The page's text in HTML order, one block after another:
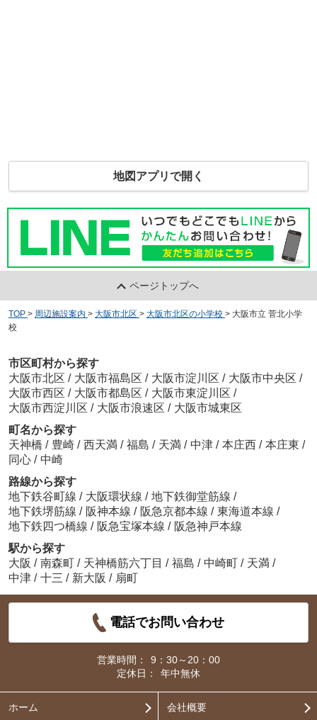
地図アプリで開く
ページトップへ
TOP > 周辺施設案内 > 大阪市北区 > 大阪市北区の小学校 > 大阪市立 菅北小学
校
市区町村から探す
大阪市北区 / 大阪市福島区 / 大阪市淀川区 / 大阪市中央区 /
大阪市西区 / 大阪市都島区 / 大阪市東淀川区 /
大阪市西淀川区 / 大阪市浪速区 / 大阪市城東区
町名から探す
天神橋 / 豊崎 / 西天満 / 福島 / 天満 / 中津 / 本庄西 / 本庄東 /
同心 / 中崎
路線から探す
地下鉄谷町線 / 大阪環状線 / 地下鉄御堂筋線 /
地下鉄堺筋線 / 阪神本線 / 阪急京都本線 / 東海道本線 /
地下鉄四つ橋線 / 阪急宝塚本線 / 阪急神戸本線
駅から探す
大阪 / 南森町 / 天神橋筋六丁目 / 福島 / 中崎町 / 天満 /
中津 / 十三 / 新大阪 / 扇町
電話でお問い合わせ
営業時間：
9：30～20：00
定休日：
年中無休
ホーム 会社概要